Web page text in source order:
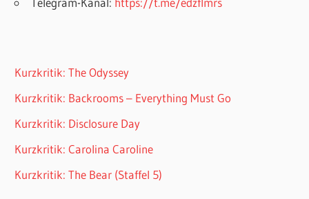
Kurzkritik: The Odyssey
Kurzkritik: Backrooms – Everything Must Go
Kurzkritik: Disclosure Day
Kurzkritik: Carolina Caroline
Kurzkritik: The Bear (Staffel 5)